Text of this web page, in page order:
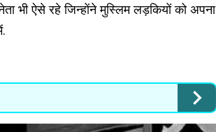
भी ऐसे रहे जिन्होंने मुस्लिम लड़कियों को अपना